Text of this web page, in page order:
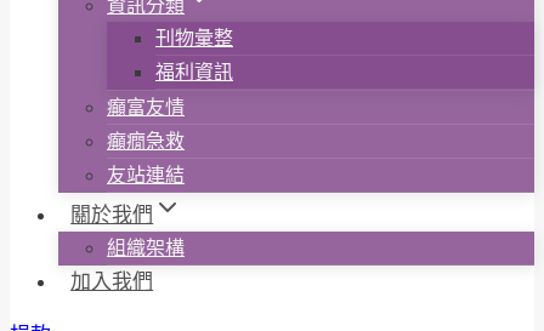
資訊分類
刊物彙整
福利資訊
癲富友情
癲癇急救
友站連結
關於我們
組織架構
加入我們